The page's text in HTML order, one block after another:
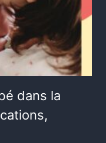
dans la